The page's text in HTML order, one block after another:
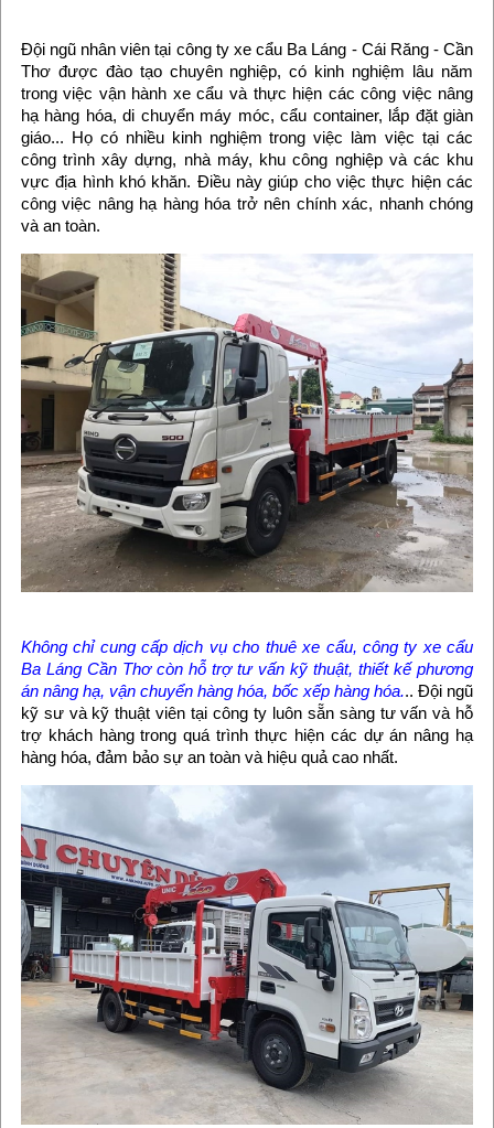
Đội ngũ nhân viên tại công ty xe cẩu Ba Láng - Cái Răng - Cần
Thơ được đào tạo chuyên nghiệp, có kinh nghiệm lâu năm
trong việc vận hành xe cẩu và thực hiện các công việc nâng
hạ hàng hóa, di chuyển máy móc, cẩu container, lắp đặt giàn
giáo... Họ có nhiều kinh nghiệm trong việc làm việc tại các
công trình xây dựng, nhà máy, khu công nghiệp và các khu
vực địa hình khó khăn. Điều này giúp cho việc thực hiện các
công việc nâng hạ hàng hóa trở nên chính xác, nhanh chóng
và an toàn.
Không chỉ cung cấp dịch vụ cho thuê xe cẩu, công ty xe cẩu
Ba Láng Cần Thơ còn hỗ trợ tư vấn kỹ thuật, thiết kế phương
án nâng hạ, vận chuyển hàng hóa, bốc xếp hàng hóa... Đội ngũ
kỹ sư và kỹ thuật viên tại công ty luôn sẵn sàng tư vấn và hỗ
trợ khách hàng trong quá trình thực hiện các dự án nâng hạ
hàng hóa, đảm bảo sự an toàn và hiệu quả cao nhất.